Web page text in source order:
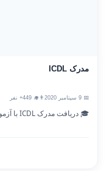
مدرک ICDL
👨‍🎓 449+ نفر
🎓 دریافت مدرک ICDL با آزمون آنلاین | آموزشگاه نقدی با مجوز...